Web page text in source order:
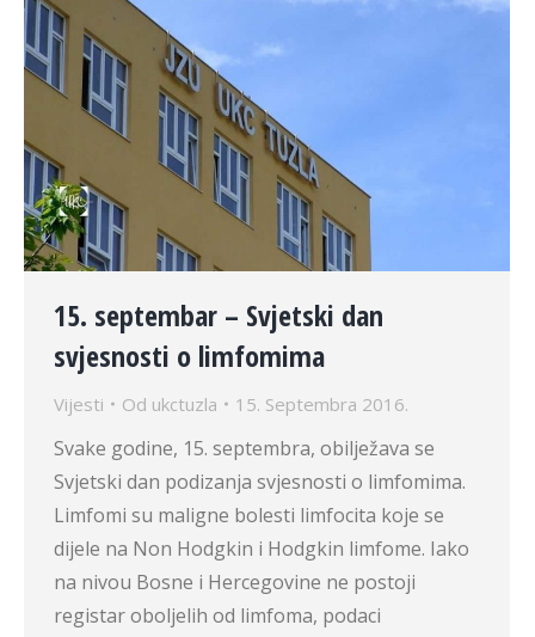
15. septembar – Svjetski dan
svjesnosti o limfomima
Vijesti Od ukctuzla 15. Septembra 2016.
Svake godine, 15. septembra, obilježava se
Svjetski dan podizanja svjesnosti o limfomima.
Limfomi su maligne bolesti limfocita koje se
dijele na Non Hodgkin i Hodgkin limfome. Iako
na nivou Bosne i Hercegovine ne postoji
registar oboljelih od limfoma, podaci